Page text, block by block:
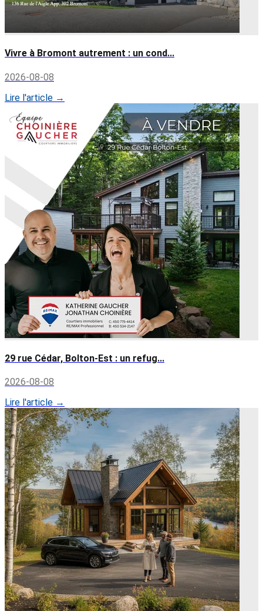
Vivre à Bromont autrement : un cond...
2026-08-08
Lire l'article →
29 rue Cédar, Bolton-Est : un refug...
2026-08-08
Lire l'article →